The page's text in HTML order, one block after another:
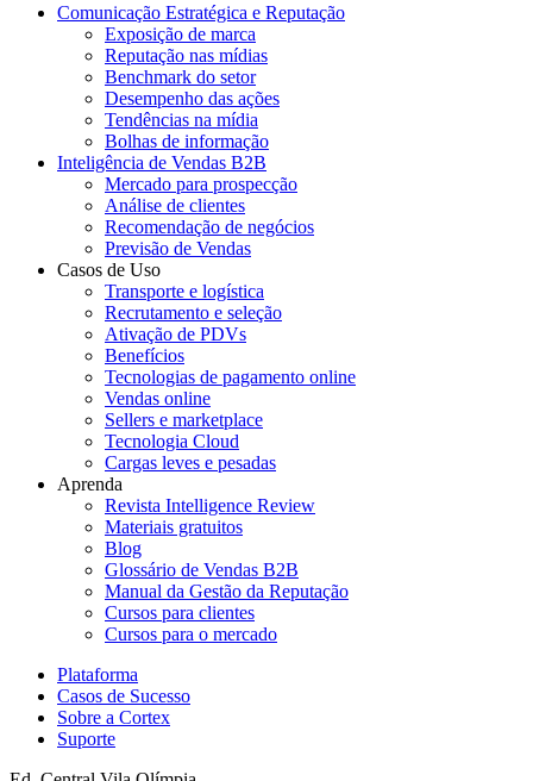
Comunicação Estratégica e Reputação
Exposição de marca
Reputação nas mídias
Benchmark do setor
Desempenho das ações
Tendências na mídia
Bolhas de informação
Inteligência de Vendas B2B
Mercado para prospecção
Análise de clientes
Recomendação de negócios
Previsão de Vendas
Casos de Uso
Transporte e logística
Recrutamento e seleção
Ativação de PDVs
Benefícios
Tecnologias de pagamento online
Vendas online
Sellers e marketplace
Tecnologia Cloud
Cargas leves e pesadas
Aprenda
Revista Intelligence Review
Materiais gratuitos
Blog
Glossário de Vendas B2B
Manual da Gestão da Reputação
Cursos para clientes
Cursos para o mercado
Plataforma
Casos de Sucesso
Sobre a Cortex
Suporte